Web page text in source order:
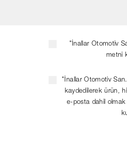
"İnallar Otomotiv
metni
"İnallar Otomotiv
kaydedilerek ürün,
e-posta dahil olmak